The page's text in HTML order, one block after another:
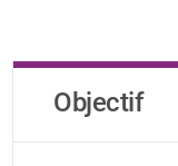
Objectif